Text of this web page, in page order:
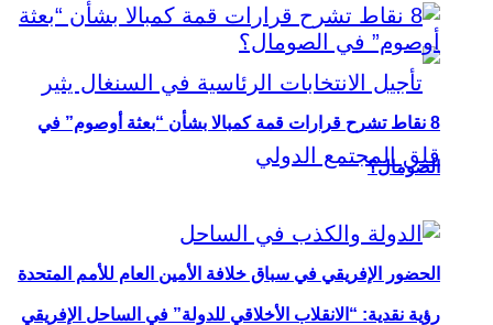
الحضور الإفريقي في سباق خلافة الأمين العام للأمم المتحدة
8 نقاط تشرح قرارات قمة كمبالا بشأن “بعثة أوصوم” في
الصومال؟
رؤية نقدية: “الانقلاب الأخلاقي للدولة” في الساحل الإفريقي